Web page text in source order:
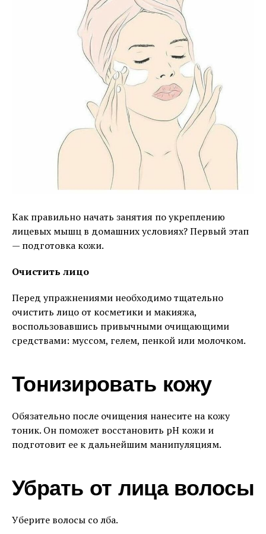
Как правильно начать занятия по укреплению
лицевых мышц в домашних условиях? Первый этап
— подготовка кожи.
Очистить лицо
Перед упражнениями необходимо тщательно
очистить лицо от косметики и макияжа,
воспользовавшись привычными очищающими
средствами: муссом, гелем, пенкой или молочком.
Тонизировать кожу
Обязательно после очищения нанесите на кожу
тоник. Он поможет восстановить pH кожи и
подготовит ее к дальнейшим манипуляциям.
Убрать от лица волосы
Уберите волосы со лба.